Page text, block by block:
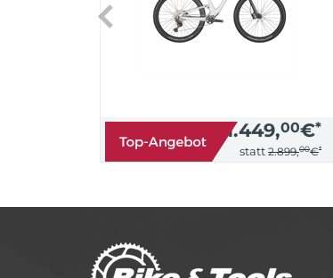
1.449,00€*
statt 2.899,00€*